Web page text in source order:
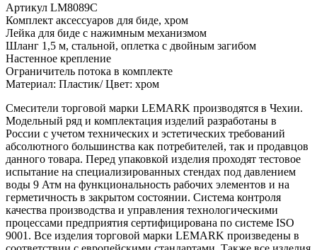
Артикул LM8089C
Комплект аксессуаров для биде, хром
Лейка для биде с нажимным механизмом
Шланг 1,5 м, стальной, оплетка с двойным загибом
Настенное крепление
Ограничитель потока в комплекте
Материал: Пластик/ Цвет: хром
Смесители торговой марки LEMARK производятся в Чехии.
Модельный ряд и комплектация изделий разработаны в
России с учетом технических и эстетических требований
абсолютного большинства как потребителей, так и продавцов
данного товара. Перед упаковкой изделия проходят тестовое
испытание на специализированных стендах под давлением
воды 9 Атм на функциональность рабочих элементов и на
герметичность в закрытом состоянии. Система контроля
качества производства и управления технологическими
процессами предприятия сертифицирована по системе ISO
9001. Все изделия торговой марки LEMARK произведены в